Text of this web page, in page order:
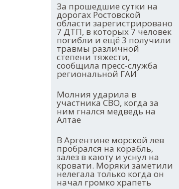
За прошедшие сутки на
дорогах Ростовской
области зарегистрировано
7 ДТП, в которых 7 человек
погибли и ещё 3 получили
травмы различной
степени тяжести,
сообщила пресс-служба
региональной ГАИ
Молния ударила в
участника СВО, когда за
ним гнался медведь на
Алтае
В Аргентине морской лев
пробрался на корабль,
залез в каюту и уснул на
кровати. Моряки заметили
нелегала только когда он
начал громко храпеть